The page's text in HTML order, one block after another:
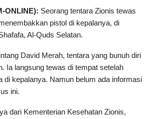
ONLINE): Seorang tentara Zionis tewas
pistol di kepalanya, di
Al-Quds Selatan.
David Merah, tentara yang bunuh diri
Ia langsung tewas di tempat setelah
di kepalanya. Namun belum ada informasi
ini.
dari Kementerian Kesehatan Zionis,